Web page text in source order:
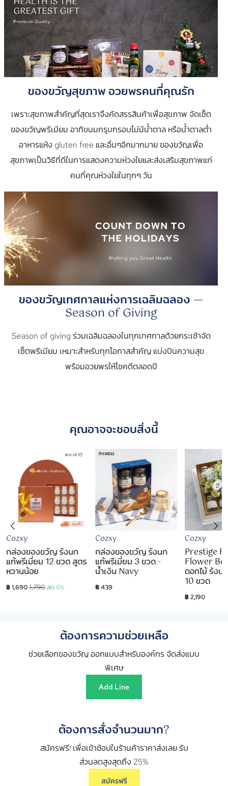
ของขวัญสุขภาพ อวยพรคนที่คุณรัก
เพราะสุขภาพสำคัญที่สุดเราจึงคัดสรรสินค้าเพื่อสุขภาพ จัดเซ็ต
ของขวัญพรีเมียม อาทิขนมกรุบกรอบไม่มีน้ำตาล หรือน้ำตาลต่ำ
อาหารแห้ง gluten free และอื่นๆอีกมากมาย ของขวัญเพื่อ
สุขภาพเป็นวิธีที่ดีในการแสดงความห่วงใยและส่งเสริมสุขภาพแก่
คนที่คุณห่วงใยในทุกๆ วัน
ของขวัญเทศกาลแห่งการเฉลิมฉลอง —
Season of Giving
Season of giving ร่วมเฉลิมฉลองในทุกเทศกาลด้วยกระเช้าจัด
เซ็ตพรีเมียม เหมาะสำหรับทุกโอกาสสำคัญ แบ่งปันความสุข
พร้อมอวยพรให้โชคดีตลอดปี
คุณอาจจะชอบสิ่งนี้
Cozxy
กล่องของขวัญ รังนก
แท้พรีเมี่ยม 12 ขวด สูตร
หวานน้อย
฿ 1,690 1,790 ลด 6%
Cozxy
กล่องของขวัญ รังนก
แท้พรีเมี่ยม 3 ขวด -
น้ำเงิน Navy
฿ 439
Cozxy
Prestige
Flower
ดอกไม้ รังน
10 ขวด
฿ 2,190
ต้องการความช่วยเหลือ
ช่วยเลือกของขวัญ ออกแบบสำหรับองค์กร จัดส่งแบบ
พิเศษ
Add Line
ต้องการสั่งจำนวนมาก?
สมัครฟรี! เพื่อเข้าช้อปในร้านค้าราคาส่งเลย รับ
ส่วนลดสูงสุดถึง 25%
สมัครฟรี